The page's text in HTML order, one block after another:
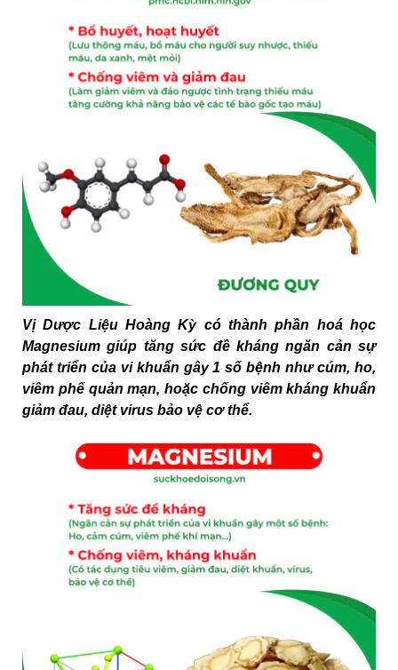
Vị Dược Liệu Hoàng Kỳ có thành phần hoá học
Magnesium giúp tăng sức đề kháng ngăn cản sự
phát triển của vi khuẩn gây 1 số bệnh như cúm, ho,
viêm phế quản mạn, hoặc chống viêm kháng khuẩn
giảm đau, diệt virus bảo vệ cơ thể.